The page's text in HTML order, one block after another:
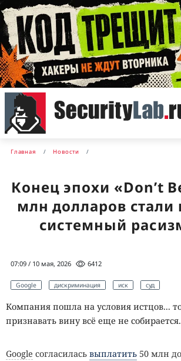
Главная Новости
Конец эпохи «Don’t
млн долларов стали
системный
07:09 / 10 мая, 2026 6412
Google дискриминация иск суд
Компания пошла на условия истцов...
признавать вину всё еще не собирается.
Google согласилась выплатить 50 млн